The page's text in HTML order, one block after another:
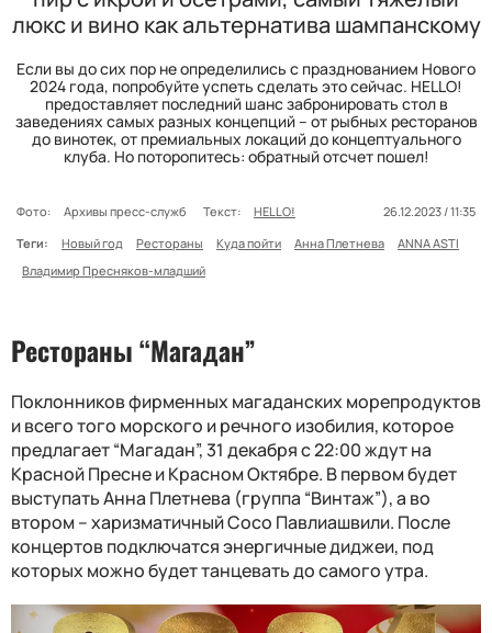
люкс и вино как альтернатива шампанскому
Если вы до сих пор не определились с празднованием Нового
2024 года, попробуйте успеть сделать это сейчас. HELLO!
предоставляет последний шанс забронировать стол в
заведениях самых разных концепций – от рыбных ресторанов
до винотек, от премиальных локаций до концептуального
клуба. Но поторопитесь: обратный отсчет пошел!
Фото: Архивы пресс-служб Текст: HELLO!
26.12.2023 / 11:35
Теги:
Новый год Рестораны Куда пойти Анна Плетнева
ANNA ASTI
Владимир Пресняков-младший
Рестораны “Магадан”
Поклонников фирменных магаданских морепродуктов
и всего того морского и речного изобилия, которое
предлагает “Магадан”, 31 декабря с 22:00 ждут на
Красной Пресне и Красном Октябре. В первом будет
выступать Анна Плетнева (группа “Винтаж”), а во
втором – харизматичный Сосо Павлиашвили. После
концертов подключатся энергичные диджеи, под
которых можно будет танцевать до самого утра.